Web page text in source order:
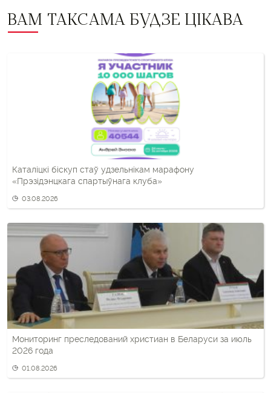
ВАМ ТАКСАМА БУДЗЕ ЦІКАВА
Каталіцкі біскуп стаў удзельнікам марафону
«Прэзідэнцкага спартыўнага клуба»
03.08.2026
Мониторинг преследований христиан в Беларуси за июль
2026 года
01.08.2026